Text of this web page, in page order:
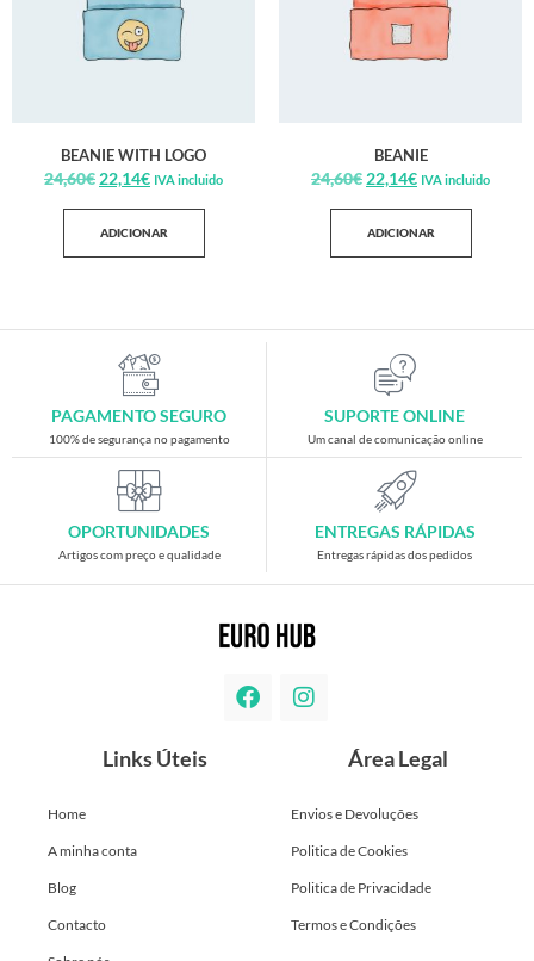
BEANIE WITH LOGO
24,60€ 22,14€ IVA incluido
ADICIONAR
BEANIE
24,60€ 22,14€ IVA incluido
ADICIONAR
PAGAMENTO SEGURO
100% de segurança no pagamento
SUPORTE ONLINE
Um canal de comunicação online
OPORTUNIDADES
Artigos com preço e qualidade
ENTREGAS RÁPIDAS
Entregas rápidas dos pedidos
Links Úteis
Home
A minha conta
Blog
Contacto
Área Legal
Envios e Devoluções
Politica de Cookies
Politica de Privacidade
Termos e Condições